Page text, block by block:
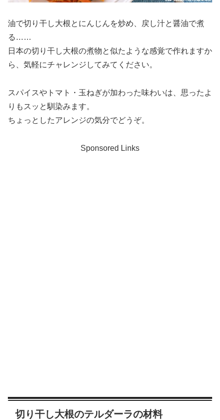
油で切り干し大根とにんじんを炒め、戻し汁と醤油で煮
る……
日本の切り干し大根の煮物と似たような感覚で作れますか
ら、気軽にチャレンジしてみてください。
スパイスやトマト・玉ねぎが加わった味わいは、思ったよ
りもスッと馴染みます。
ちょっとしたアレンジの気分でどうぞ。
Sponsored Links
切り干し大根のテルダーラの材料